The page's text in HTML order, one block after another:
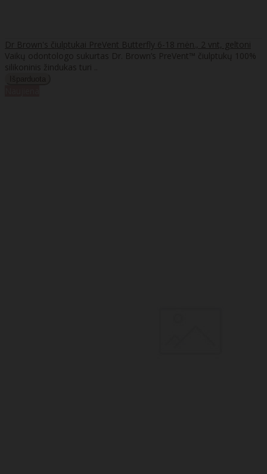
Dr Brown's čiulptukai PreVent Butterfly 6-18 mėn., 2 vnt, geltoni
Vaikų odontologo sukurtas Dr. Brown’s PreVent™ čiulptukų 100%
silikoninis žindukas turi ..